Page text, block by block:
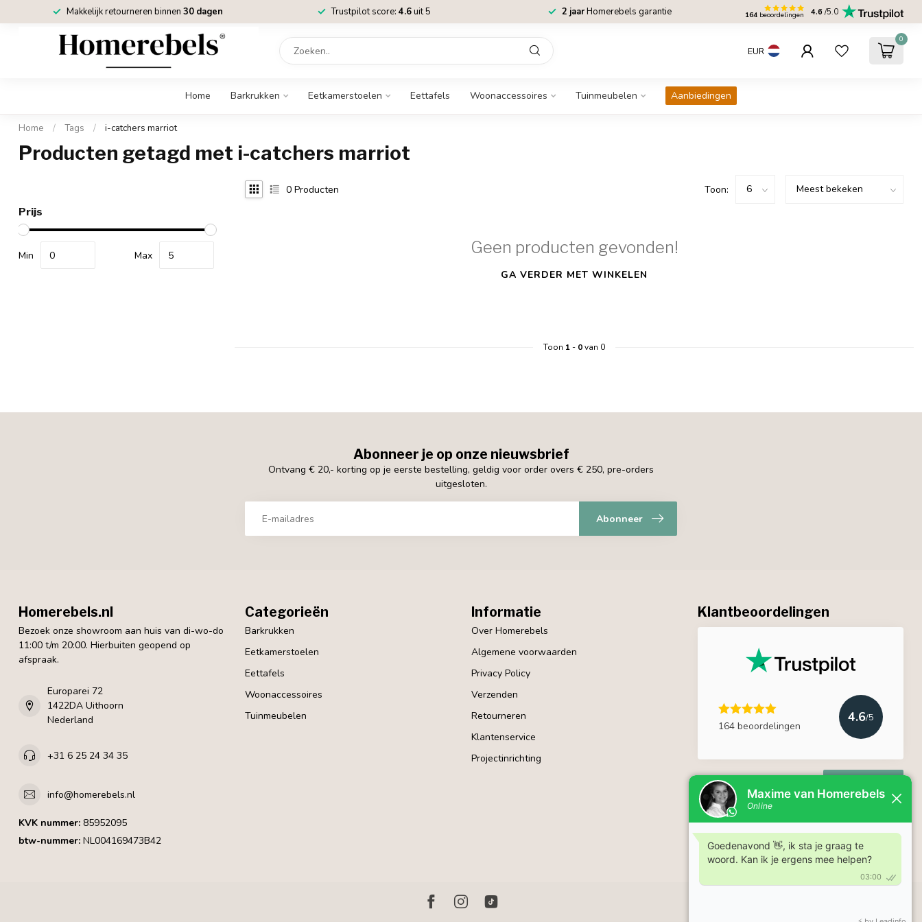
Makkelijk retourneren binnen 30 dagen Trustpilot score: 4.6uit 5 2 jaarHomerebels garantie 164 beoordelingen 4.6 /5.0
EUR
0
Home Barkrukken Eetkamerstoelen Eettafels Woonaccessoires Tuinmeubelen Aanbiedingen
Home / Tags / i-catchers marriot
Producten getagd met i-catchers marriot
Prijs
Min Max
0 Producten Toon:
Geen producten gevonden!
GA VERDER MET WINKELEN
Toon 1- 0van 0
Abonneer je op onze nieuwsbrief
Ontvang € 20,- korting op je eerste bestelling, geldig voor order overs € 250, pre-orders
uitgesloten.
Abonneer
Homerebels.nl
Bezoek onze showroom aan huis van di-wo-do
11:00 t/m 20:00. Hierbuiten geopend op
afspraak.
Europarei 72
1422DA Uithoorn
Nederland
+31 6 25 24 34 35
info@homerebels.nl
KVK nummer: 85952095
btw-nummer: NL004169473B42
Categorieën
Barkrukken
Eetkamerstoelen
Eettafels
Woonaccessoires
Tuinmeubelen
Informatie
Over Homerebels
Algemene voorwaarden
Privacy Policy
Verzenden
Retourneren
Klantenservice
Projectinrichting
Klantbeoordelingen
164 beoordelingen
4.6/5